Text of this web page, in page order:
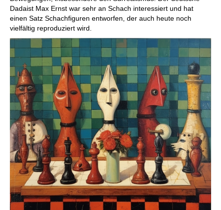
Dadaist Max Ernst war sehr an Schach interessiert und hat
einen Satz Schachfiguren entworfen, der auch heute noch
vielfältig reproduziert wird.